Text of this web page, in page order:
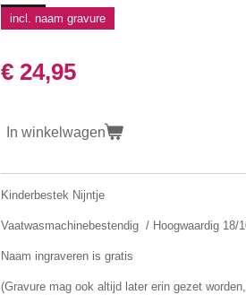
incl. naam gravure
€ 24,95
In winkelwagen
Kinderbestek Nijntje
Vaatwasmachinebestendig / Hoogwaardig 18/
Naam ingraveren is gratis
(Gravure mag ook altijd later erin gezet